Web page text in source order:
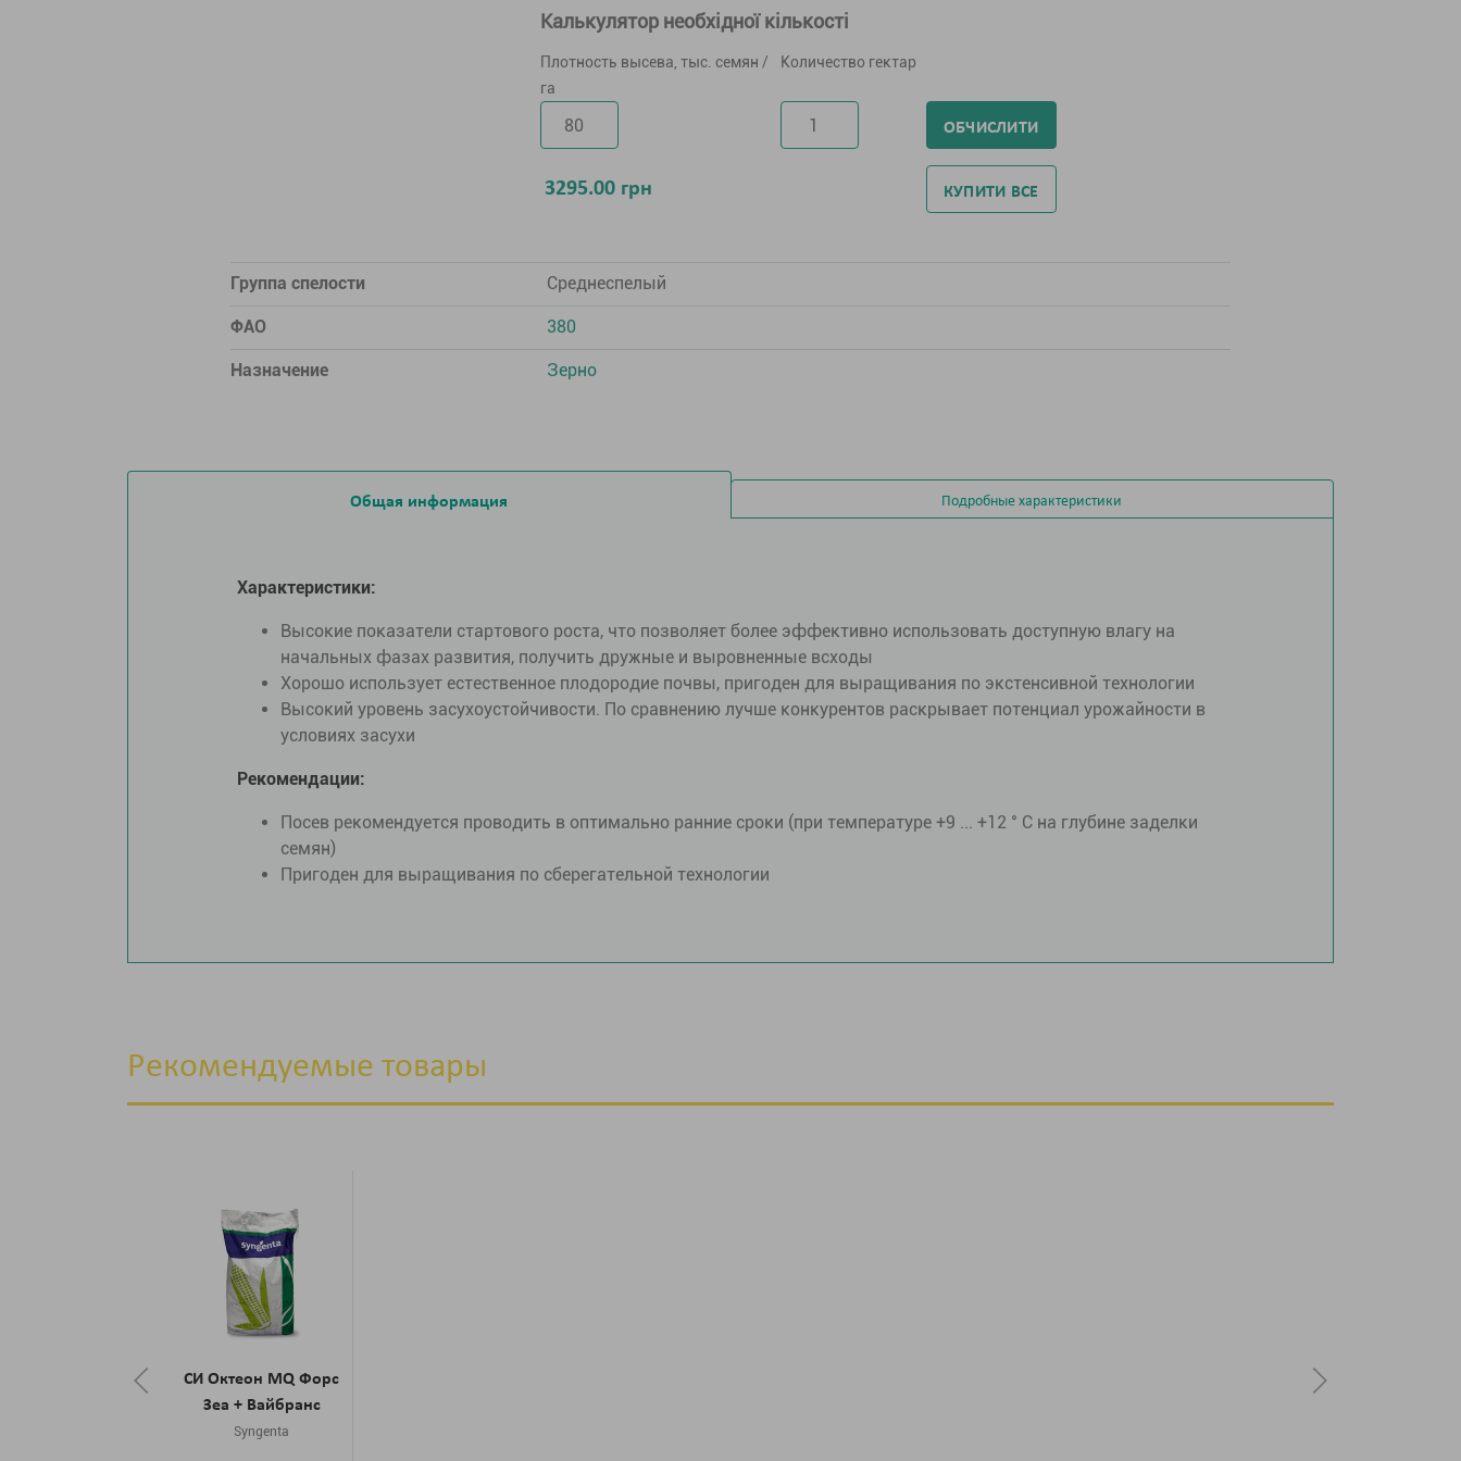
Калькулятор необхідної кількості
Плотность высева, тыс. семян /
га
Количество гектар
ОБЧИСЛИТИ
3295.00 грн КУПИТИ ВСЕ
Группа спелости Среднеспелый
ФАО 380
Назначение Зерно
Общая информация Подробные характеристики
Характеристики:
Высокие показатели стартового роста, что позволяет более эффективно использовать доступную влагу на
начальных фазах развития, получить дружные и выровненные всходы
Хорошо использует естественное плодородие почвы, пригоден для выращивания по экстенсивной технологии
Высокий уровень засухоустойчивости. По сравнению лучше конкурентов раскрывает потенциал урожайности в
условиях засухи
Рекомендации:
Посев рекомендуется проводить в оптимально ранние сроки (при температуре +9 ... +12 ° С на глубине заделки
семян)
Пригоден для выращивания по сберегательной технологии
Рекомендуемые товары
СИ Октеон MQ Форс
Зеа + Вайбранс
Syngenta